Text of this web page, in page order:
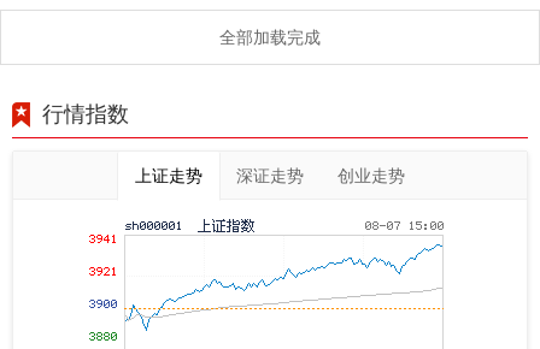
全部加载完成
行情指数
上证走势 深证走势 创业走势